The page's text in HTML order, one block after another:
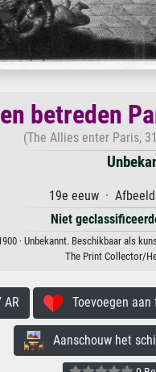
betreden
(The Allies enter Paris,
19e eeuw ·
Niet
· Unbekannt. Beschikbaar als
The Print Collector/
Toevoegen aan
Aanschouw het